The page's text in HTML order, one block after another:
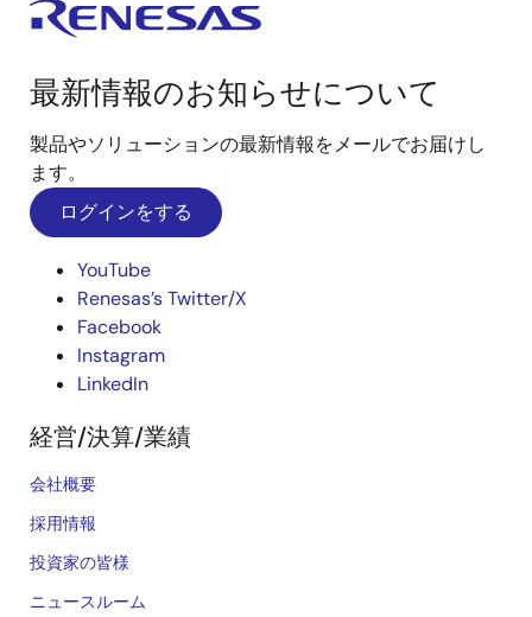
最新情報のお知らせについて
製品やソリューションの最新情報をメールでお届けし
ます。
ログインをする
YouTube
Renesas’s Twitter/X
Facebook
Instagram
LinkedIn
経営/決算/業績
会社概要
採用情報
投資家の皆様
ニュースルーム